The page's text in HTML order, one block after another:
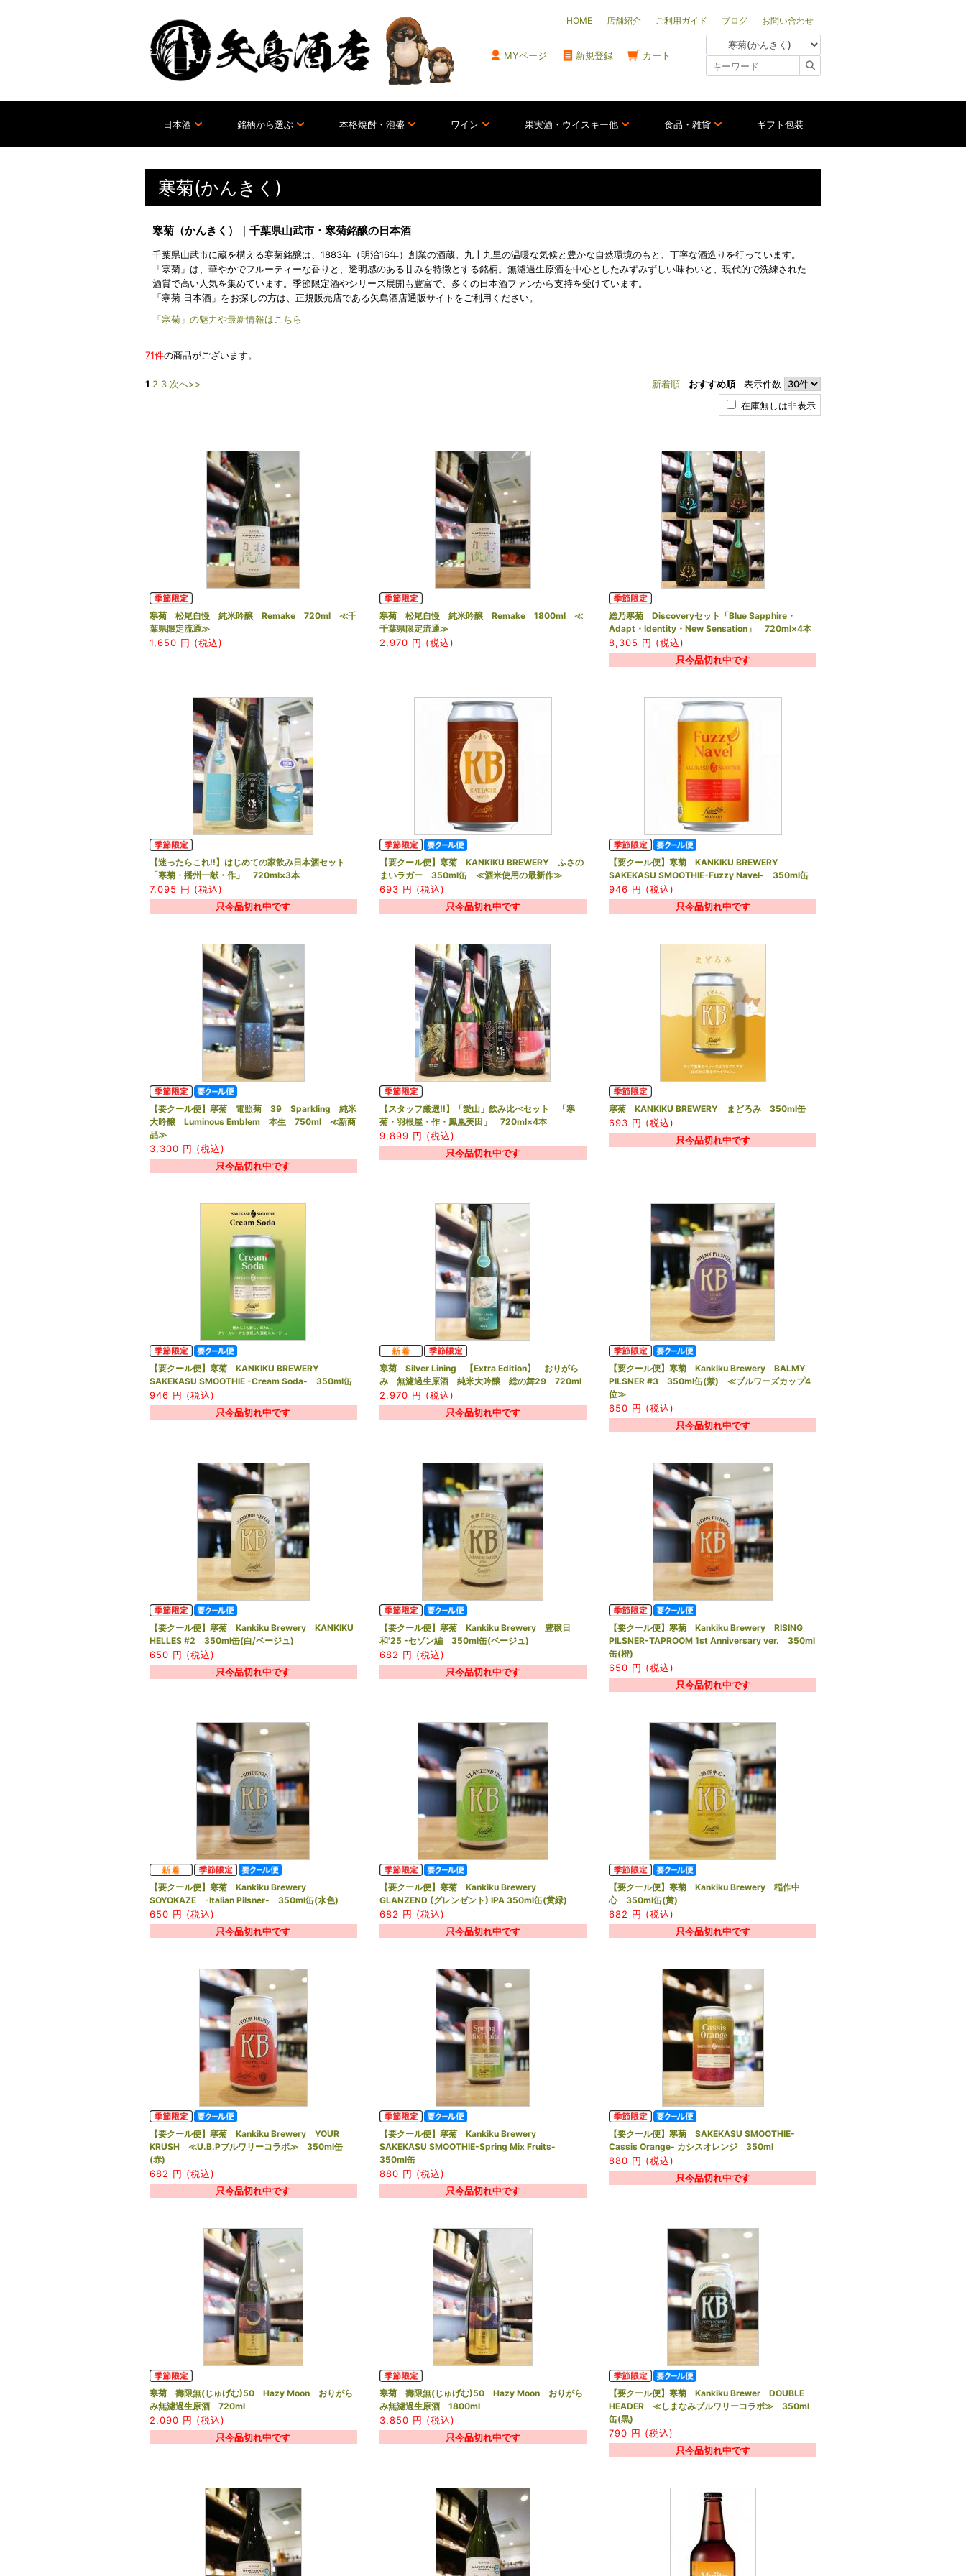
HOME 店舗紹介 ご利用ガイド ブログ お問い合わせ
MYページ 新規登録 カート
日本酒 銘柄から選ぶ 本格焼酎・泡盛 ワイン 果実酒・ウイスキー他 食品・雑貨 ギフト包装
寒菊(かんきく)
寒菊（かんきく）｜千葉県山武市・寒菊銘醸の日本酒
千葉県山武市に蔵を構える寒菊銘醸は、1883年（明治16年）創業の酒蔵。九十九里の温暖な気候と豊かな自然環境のもと、丁寧な酒造りを行っています。
「寒菊」は、華やかでフルーティーな香りと、透明感のある甘みを特徴とする銘柄。無濾過生原酒を中心としたみずみずしい味わいと、現代的で洗練された
酒質で高い人気を集めています。季節限定酒やシリーズ展開も豊富で、多くの日本酒ファンから支持を受けています。
「寒菊 日本酒」をお探しの方は、正規販売店である矢島酒店通販サイトをご利用ください。
「寒菊」の魅力や最新情報はこちら
71件の商品がございます。
新着順 おすすめ順表示件数
在庫無しは非表示
1 2 3 次へ>>
寒菊 松尾自慢 純米吟醸 Remake 720ml ≪千
葉県限定流通≫
1,650 円 (税込)
寒菊 松尾自慢 純米吟醸 Remake 1800ml ≪
千葉県限定流通≫
2,970 円 (税込)
総乃寒菊 Discoveryセット「Blue Sapphire・
Adapt・Identity・New Sensation」 720ml×4本
8,305 円 (税込)
只今品切れ中です
【迷ったらこれ!!】はじめての家飲み日本酒セット
「寒菊・播州一献・作」 720ml×3本
7,095 円 (税込)
只今品切れ中です
【要クール便】寒菊 KANKIKU BREWERY ふさの
まいラガー 350ml缶 ≪酒米使用の最新作≫
693 円 (税込)
只今品切れ中です
【要クール便】寒菊 KANKIKU BREWERY
SAKEKASU SMOOTHIE-Fuzzy Navel- 350ml缶
946 円 (税込)
只今品切れ中です
【要クール便】寒菊 電照菊 39 Sparkling 純米
大吟醸 Luminous Emblem 本生 750ml ≪新商
品≫
3,300 円 (税込)
只今品切れ中です
【スタッフ厳選!!】「愛山」飲み比べセット 「寒
菊・羽根屋・作・鳳凰美田」 720ml×4本
9,899 円 (税込)
只今品切れ中です
寒菊 KANKIKU BREWERY まどろみ 350ml缶
693 円 (税込)
只今品切れ中です
【要クール便】寒菊 KANKIKU BREWERY
SAKEKASU SMOOTHIE -Cream Soda- 350ml缶
946 円 (税込)
只今品切れ中です
寒菊 Silver Lining 【Extra Edition】 おりがら
み 無濾過生原酒 純米大吟醸 総の舞29 720ml
2,970 円 (税込)
只今品切れ中です
【要クール便】寒菊 Kankiku Brewery BALMY
PILSNER #3 350ml缶(紫) ≪ブルワーズカップ4
位≫
650 円 (税込)
只今品切れ中です
【要クール便】寒菊 Kankiku Brewery KANKIKU
HELLES #2 350ml缶(白/ベージュ)
650 円 (税込)
只今品切れ中です
【要クール便】寒菊 Kankiku Brewery 豊穣日
和'25 -セゾン編 350ml缶(ベージュ)
682 円 (税込)
只今品切れ中です
【要クール便】寒菊 Kankiku Brewery RISING
PILSNER-TAPROOM 1st Anniversary ver. 350ml
缶(橙)
650 円 (税込)
只今品切れ中です
【要クール便】寒菊 Kankiku Brewery
SOYOKAZE -Italian Pilsner- 350ml缶(水色)
650 円 (税込)
只今品切れ中です
【要クール便】寒菊 Kankiku Brewery
GLANZEND (グレンゼント) IPA 350ml缶(黄緑)
682 円 (税込)
只今品切れ中です
【要クール便】寒菊 Kankiku Brewery 稲作中
心 350ml缶(黄)
682 円 (税込)
只今品切れ中です
【要クール便】寒菊 Kankiku Brewery YOUR
KRUSH ≪U.B.Pブルワリーコラボ≫ 350ml缶
(赤)
682 円 (税込)
只今品切れ中です
【要クール便】寒菊 Kankiku Brewery
SAKEKASU SMOOTHIE-Spring Mix Fruits-
350ml缶
880 円 (税込)
只今品切れ中です
【要クール便】寒菊 SAKEKASU SMOOTHIE-
Cassis Orange- カシスオレンジ 350ml
880 円 (税込)
只今品切れ中です
寒菊 壽限無(じゅげむ)50 Hazy Moon おりがら
み無濾過生原酒 720ml
2,090 円 (税込)
只今品切れ中です
寒菊 壽限無(じゅげむ)50 Hazy Moon おりがら
み無濾過生原酒 1800ml
3,850 円 (税込)
只今品切れ中です
【要クール便】寒菊 Kankiku Brewer DOUBLE
HEADER ≪しまなみブルワリーコラボ≫ 350ml
缶(黒)
790 円 (税込)
只今品切れ中です